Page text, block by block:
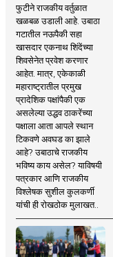
फुटीने राजकीय वर्तुळात
खळबळ उडाली आहे. उबाठा
गटातील नऊपैकी सहा
खासदार एकनाथ शिंदेंच्या
शिवसेनेत प्रवेश करणार
आहेत. मात्र, एकेकाळी
महाराष्ट्रातील प्रमुख
प्रादेशिक पक्षांपैकी एक
असलेल्या उद्धव ठाकरेंच्या
पक्षाला आता आपले स्थान
टिकवणे अवघड का झाले
आहे? उबाठाचे राजकीय
भविष्य काय असेल? याविषयी
पत्रकार आणि राजकीय
विश्लेषक सुशील कुलकर्णी
यांची ही रोखठोक मुलाखत..